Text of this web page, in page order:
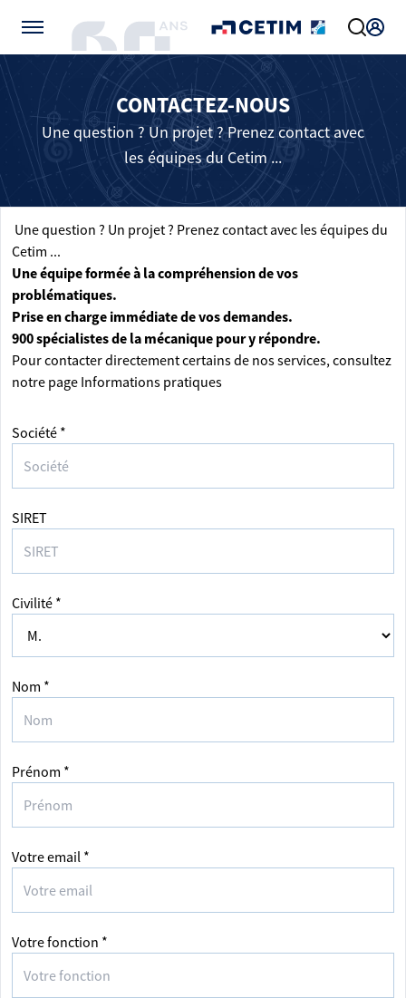
CONTACTEZ-NOUS
Une question ? Un projet ? Prenez contact avec
les équipes du Cetim ...
Une question ? Un projet ? Prenez contact avec les équipes du
Cetim ...
Une équipe formée à la compréhension de vos
problématiques.
Prise en charge immédiate de vos demandes.
900 spécialistes de la mécanique pour y répondre.
Pour contacter directement certains de nos services, consultez
notre page Informations pratiques
Société *
SIRET
Civilité *
Nom *
Prénom *
Votre email *
Votre fonction *